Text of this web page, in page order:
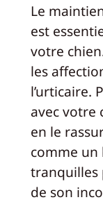
Le
est
votre
les
l’urticaire.
avec votre
en le
comme un
tranquilles
de son